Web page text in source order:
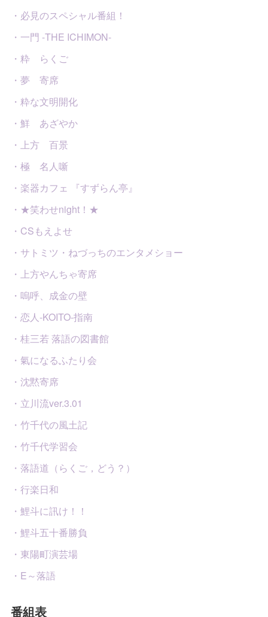
・必見のスペシャル番組！
・一門 -THE ICHIMON-
・粋 らくご
・夢 寄席
・粋な文明開化
・鮮 あざやか
・上方 百景
・極 名人噺
・楽器カフェ 『すずらん亭』
・★笑わせnight！★
・CSもえよせ
・サトミツ・ねづっちのエンタメショー
・上方やんちゃ寄席
・嗚呼、成金の壁
・恋人-KOITO-指南
・桂三若 落語の図書館
・氣になるふたり会
・沈黙寄席
・立川流ver.3.01
・竹千代の風土記
・竹千代学習会
・落語道（らくご，どう？）
・行楽日和
・鯉斗に訊け！！
・鯉斗五十番勝負
・東陽町演芸場
・E～落語
番組表